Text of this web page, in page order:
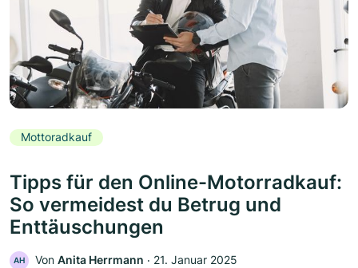
Mottoradkauf
Tipps für den Online-Motorradkauf:
So vermeidest du Betrug und
Enttäuschungen
AH Von Anita Herrmann ‧ 21. Januar 2025